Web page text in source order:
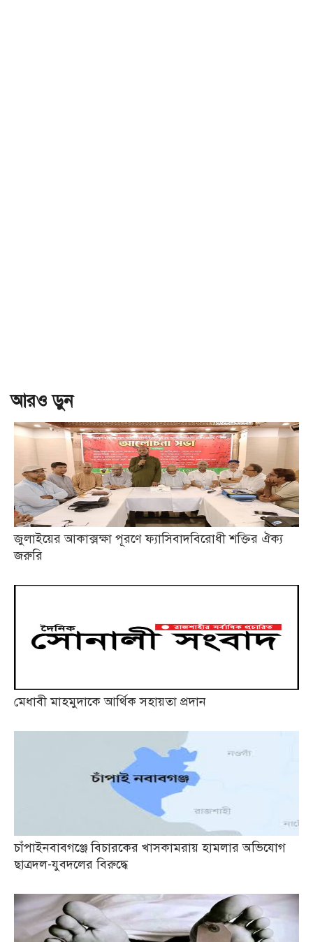
আরও ড়ুন
জুলাইয়ের আকাক্সক্ষা পূরণে ফ্যাসিবাদবিরোধী শক্তির ঐক্য
জরুরি
মেধাবী মাহমুদাকে আর্থিক সহায়তা প্রদান
চাঁপাইনবাবগঞ্জে বিচারকের খাসকামরায় হামলার অভিযোগ
ছাত্রদল-যুবদলের বিরুদ্ধে